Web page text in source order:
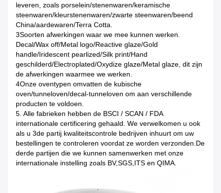
leveren, zoals porselein/stenenwaren/keramische
steenwaren/kleurstenenwaren/zwarte steenwaren/beend
China/aardewaren/Terra Cotta.
3Soorten afwerkingen waar we mee kunnen werken.
Decal/Wax off/Metal logo/Reactive glaze/Gold
handle/Iridescent pearlized/Silk print/Hand
geschilderd/Electroplated/Oxydize glaze/Metal glaze, dit zijn
de afwerkingen waarmee we werken.
4Onze oventypen omvatten de kubische
oven/tunneloven/decal-tunneloven om aan verschillende
producten te voldoen.
5. Alle fabrieken hebben de BSCI / SCAN / FDA
internationale certificering gehaald. We verwelkomen u ook
als u 3de partij kwaliteitscontrole bedrijven inhuurt om uw
bestellingen te controleren voordat ze worden verzonden.De
derde partijen die we kunnen samenwerken met onze
internationale instelling zoals BV,SGS,ITS en QIMA.